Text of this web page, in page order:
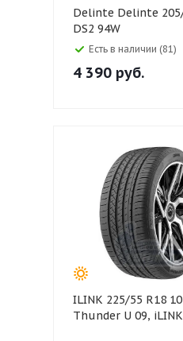
Delinte Delinte 205/55 R16
DS2 94W
Есть в наличии (81)
4 390 руб.
ILINK 225/55 R18 102V XL
Thunder U 09, iLINK